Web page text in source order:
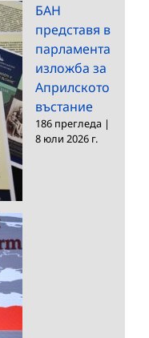
БАН
представя в
парламента
изложба за
Априлското
въстание
186 прегледа |
8 юли 2026 г.